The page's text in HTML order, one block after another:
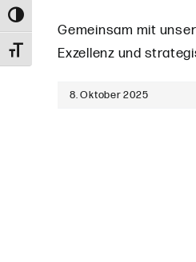
Umschalten auf hohe Kontraste
Schrift vergrößern
Gemeinsam mit
Exzellenz und
8. Oktober 2025